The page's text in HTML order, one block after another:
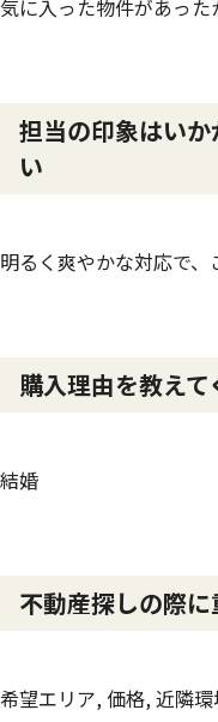
気に入った物件があった
担当の印象はい
い
明るく爽やかな対応で、
購入理由を教えて
結婚
不動産探しの際
希望エリア, 価格, 近隣